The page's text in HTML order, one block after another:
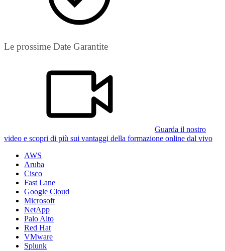
Le prossime Date Garantite
Guarda il nostro
video e scopri di più sui vantaggi della formazione online dal vivo
AWS
Aruba
Cisco
Fast Lane
Google Cloud
Microsoft
NetApp
Palo Alto
Red Hat
VMware
Splunk